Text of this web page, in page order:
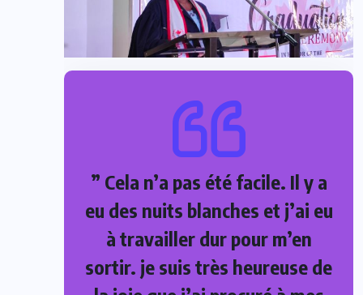
” Cela n’a pas été facile. Il y a
eu des nuits blanches et j’ai eu
à travailler dur pour m’en
sortir. je suis très heureuse de